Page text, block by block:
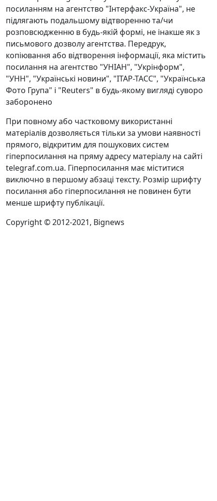
посиланням на агентство "Інтерфакс-Україна", не
підлягають подальшому відтворенню та/чи
розповсюдженню в будь-якій формі, не інакше як з
письмового дозволу агентства. Передрук,
копіювання або відтворення інформації, яка містить
посилання на агентство "УНІАН", "Укрінформ",
"УНН", "Українські новини", "ІТАР-ТАСС", "Українська
Фото Група" і "Reuters" в будь-якому вигляді суворо
заборонено
При повному або частковому використанні
матеріалів дозволяється тільки за умови наявності
прямого, відкритим для пошукових систем
гіперпосилання на пряму адресу матеріалу на сайті
telegraf.com.ua. Гіперпосилання має міститися
виключно в першому абзаці тексту. Розмір шрифту
посилання або гіперпосилання не повинен бути
менше шрифту публікації.
Copyright © 2012-2021, Bignews